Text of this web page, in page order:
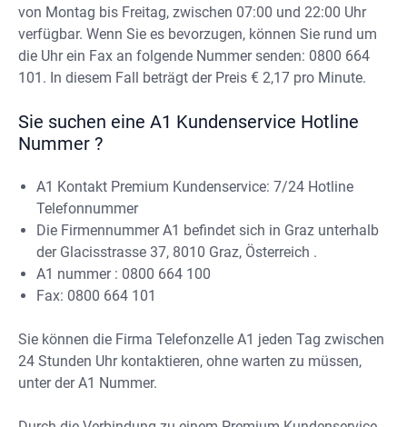
von Montag bis Freitag, zwischen 07:00 und 22:00 Uhr
verfügbar. Wenn Sie es bevorzugen, können Sie rund um
die Uhr ein Fax an folgende Nummer senden: 0800 664
101. In diesem Fall beträgt der Preis € 2,17 pro Minute.
Sie suchen eine A1 Kundenservice Hotline
Nummer ?
A1 Kontakt Premium Kundenservice: 7/24 Hotline
Telefonnummer
Die Firmennummer A1 befindet sich in Graz unterhalb
der Glacisstrasse 37, 8010 Graz, Österreich .
A1 nummer : 0800 664 100
Fax: 0800 664 101
Sie können die Firma Telefonzelle A1 jeden Tag zwischen
24 Stunden Uhr kontaktieren, ohne warten zu müssen,
unter der A1 Nummer.